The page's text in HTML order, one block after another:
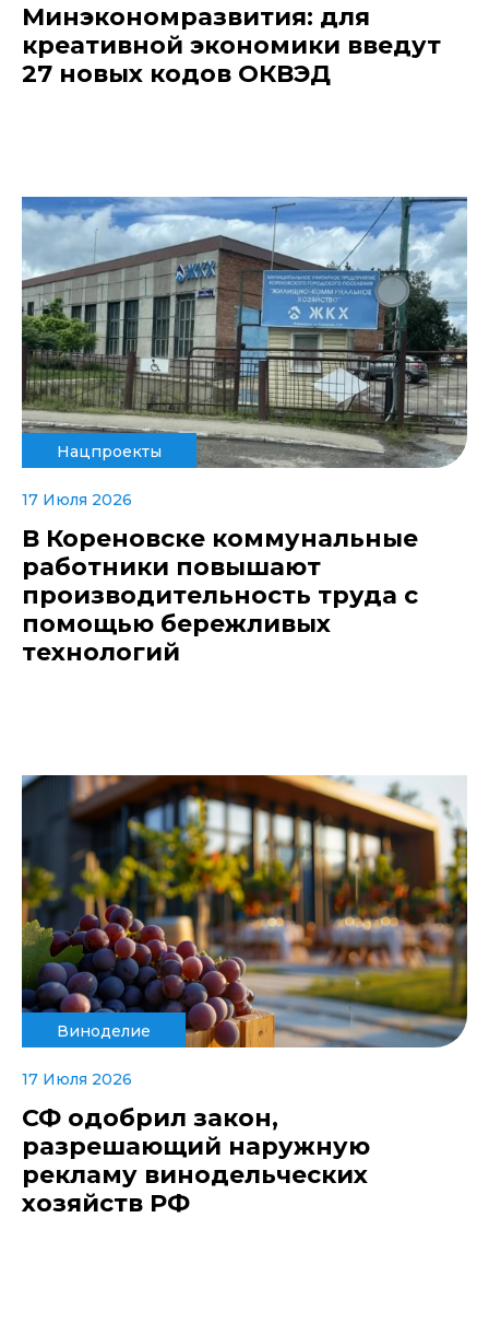
Минэкономразвития: для
креативной экономики введут
27 новых кодов ОКВЭД
Нацпроекты
17 Июля 2026
В Кореновске коммунальные
работники повышают
производительность труда с
помощью бережливых
технологий
Виноделие
17 Июля 2026
СФ одобрил закон,
разрешающий наружную
рекламу винодельческих
хозяйств РФ